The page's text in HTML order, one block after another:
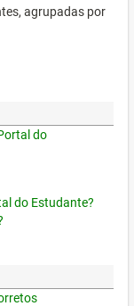
agrupadas por
do
do Estudante?